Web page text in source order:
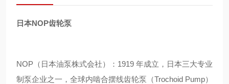
日本NOP齿轮泵
NOP（日本油泵株式会社）：1919 年成立，日本三大专业
制泵企业之一，全球内啮合摆线齿轮泵（Trochoid Pump）